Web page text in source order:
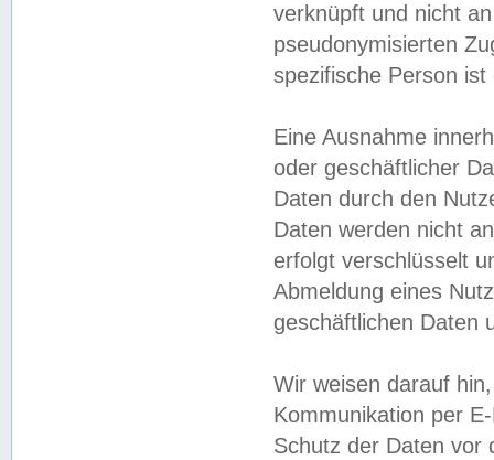
verknüpft und nicht
pseudonymisierten
spezifische Person
Eine Ausnahme
oder geschäftlicher
Daten durch den
Daten werden nicht
erfolgt verschlüsselt
Abmeldung eines
geschäftlichen Daten
Wir weisen darauf
Kommunikation per
Schutz der Daten vor